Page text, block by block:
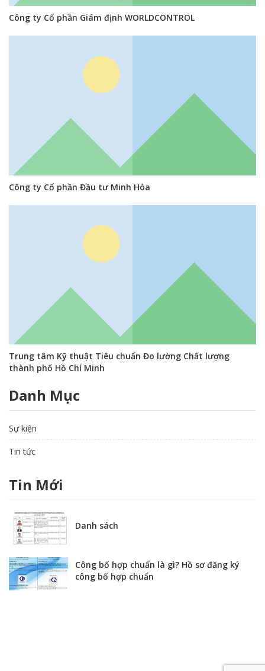
Công ty Cổ phần Giám định WORLDCONTROL
Công ty Cổ phần Đầu tư Minh Hòa
Trung tâm Kỹ thuật Tiêu chuẩn Đo lường Chất lượng
thành phố Hồ Chí Minh
Danh Mục
Sự kiện
Tin tức
Tin Mới
Danh sách
Công bố hợp chuẩn là gì? Hồ sơ đăng ký
công bố hợp chuẩn